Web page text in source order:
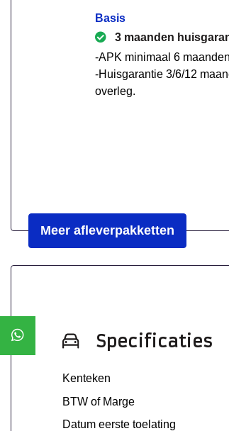
Basis
3 maanden
-APK minimaal 6 maanden
-Huisgarantie 3/6/12
overleg.
Meer afleverpakketten
Specificaties
Kenteken
BTW of Marge
Datum eerste toelating